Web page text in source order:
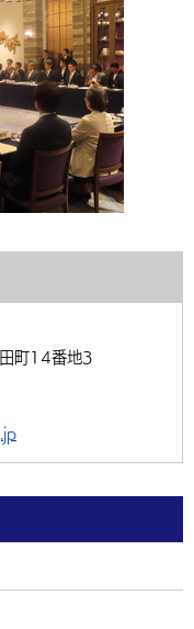
町14番地3